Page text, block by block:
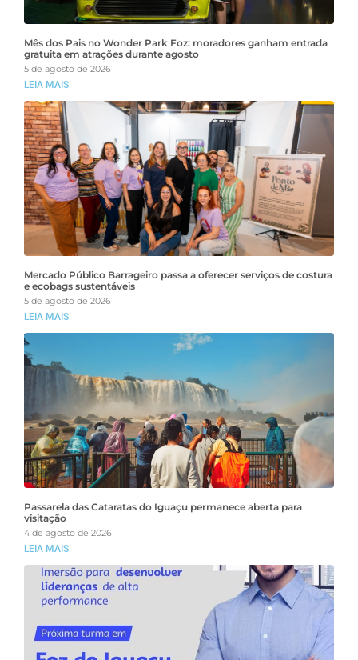
Mês dos Pais no Wonder Park Foz: moradores ganham entrada
gratuita em atrações durante agosto
5 de agosto de 2026
LEIA MAIS
Mercado Público Barrageiro passa a oferecer serviços de costura
e ecobags sustentáveis
5 de agosto de 2026
LEIA MAIS
Passarela das Cataratas do Iguaçu permanece aberta para
visitação
4 de agosto de 2026
LEIA MAIS